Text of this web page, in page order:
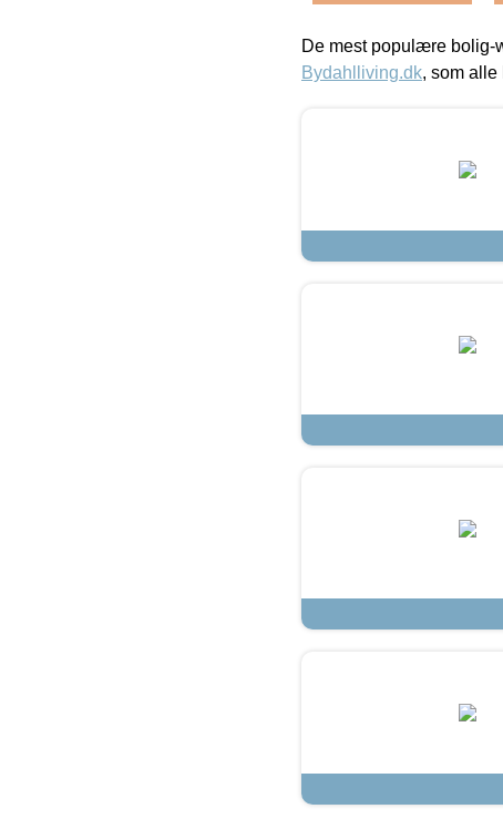
De mest populære bolig-
Bydahlliving.dk, som alle